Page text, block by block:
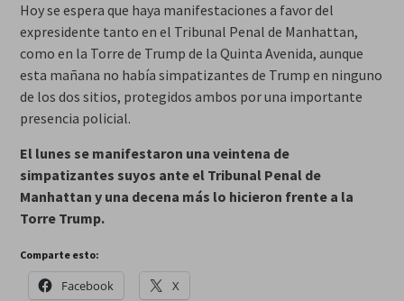
Hoy se espera que haya manifestaciones a favor del
expresidente tanto en el Tribunal Penal de Manhattan,
como en la Torre de Trump de la Quinta Avenida, aunque
esta mañana no había simpatizantes de Trump en ninguno
de los dos sitios, protegidos ambos por una importante
presencia policial.
El lunes se manifestaron una veintena de
simpatizantes suyos ante el Tribunal Penal de
Manhattan y una decena más lo hicieron frente a la
Torre Trump.
Comparte esto:
Facebook X